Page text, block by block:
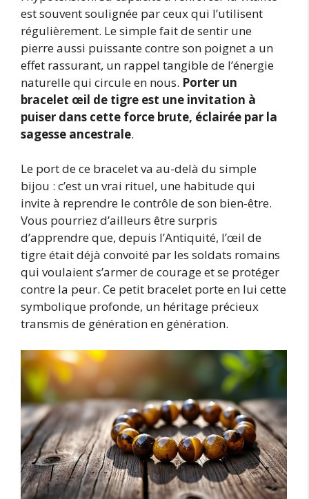
est souvent soulignée par ceux qui l’utilisent
régulièrement. Le simple fait de sentir une
pierre aussi puissante contre son poignet a un
effet rassurant, un rappel tangible de l’énergie
naturelle qui circule en nous. Porter un
bracelet œil de tigre est une invitation à
puiser dans cette force brute, éclairée par la
sagesse ancestrale.
Le port de ce bracelet va au-delà du simple
bijou : c’est un vrai rituel, une habitude qui
invite à reprendre le contrôle de son bien-être.
Vous pourriez d’ailleurs être surpris
d’apprendre que, depuis l’Antiquité, l’œil de
tigre était déjà convoité par les soldats romains
qui voulaient s’armer de courage et se protéger
contre la peur. Ce petit bracelet porte en lui cette
symbolique profonde, un héritage précieux
transmis de génération en génération.